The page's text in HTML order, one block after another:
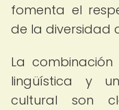
fomenta el
de la diversidad
La
lingüística y
cultural son